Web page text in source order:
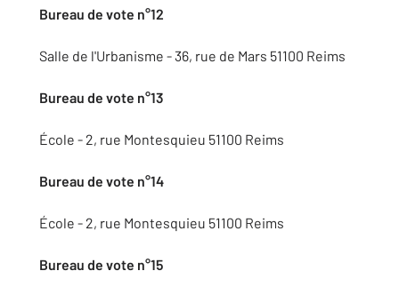
Bureau de vote n°12
Salle de l'Urbanisme - 36, rue de Mars 51100 Reims
Bureau de vote n°13
École - 2, rue Montesquieu 51100 Reims
Bureau de vote n°14
École - 2, rue Montesquieu 51100 Reims
Bureau de vote n°15